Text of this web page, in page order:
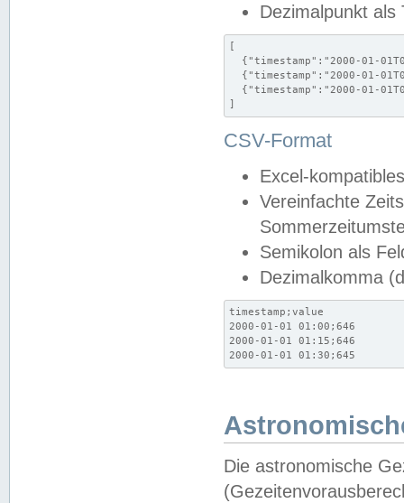
Dezimalpunkt als
[
{"timestamp":"2000-01-
{"timestamp":"2000-01-
{"timestamp":"2000-01-
]
CSV-Format
Excel-
Vereinfachte
Semikolon als
Dezimalkomma
timestamp;value
2000-01-01 01:00;646
2000-01-01 01:15;646
2000-01-01 01:30;645
Die astronomische